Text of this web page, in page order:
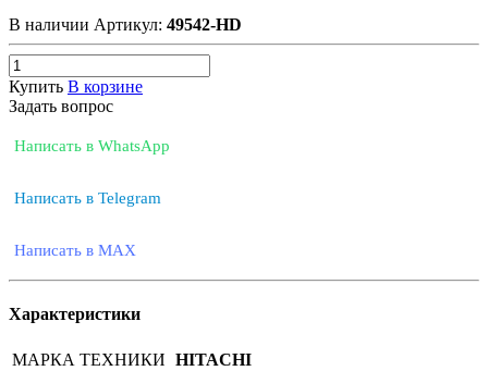
В наличии Артикул: 49542-HD
Купить В корзине
Задать вопрос
Написать в WhatsApp
Написать в Telegram
Написать в MAX
Характеристики
МАРКА ТЕХНИКИ HITACHI